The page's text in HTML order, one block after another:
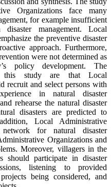
Organizations face many
for example insufficient
management. Local
the preventive disaster
approach. Furthermore,
were not determined as
policy development. The
this study are that Local
recruit and select persons with
in natural disaster
rehearse the natural disaster
disasters are predicted to
Local Administrative
for natural disaster
Organizations and
Moreover, villagers in the
should participate in disaster
listening to provided
being considered, and